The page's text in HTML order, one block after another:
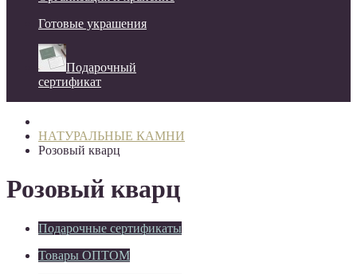
Готовые украшения
Подарочный
сертификат
НАТУРАЛЬНЫЕ КАМНИ
Розовый кварц
Розовый кварц
Подарочные сертификаты
Товары ОПТОМ